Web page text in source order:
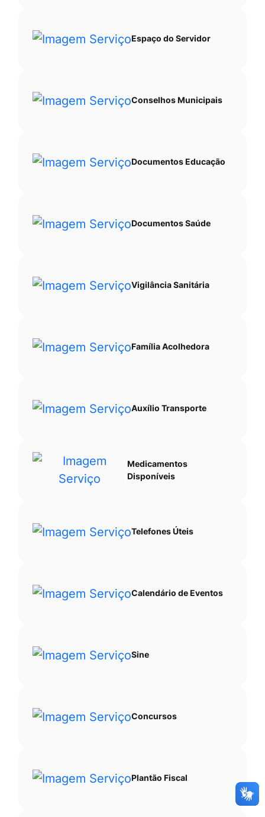
Espaço do Servidor
Conselhos Municipais
Documentos Educação
Documentos Saúde
Vigilância Sanitária
Família Acolhedora
Auxílio Transporte
Medicamentos
Disponíveis
Telefones Úteis
Calendário de Eventos
Sine
Concursos
Plantão Fiscal